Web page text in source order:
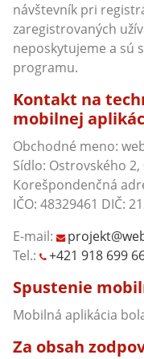
návštevník pri
zaregistrovaných
neposkytujeme a sú
programu.
Kontakt na
mobilnej
Obchodné meno:
Sídlo: Ostrovského 2,
Korešpondenčná
IČO: 48329461 DIČ:
E-mail:
Tel.:
+421 918 699
Spustenie
Mobilná aplikácia
Za obsah